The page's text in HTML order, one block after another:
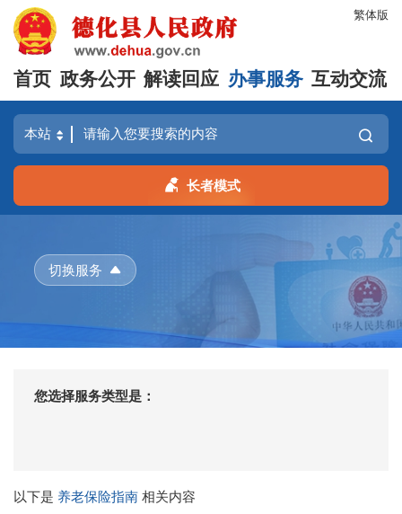
繁体版
首页 政务公开 解读回应 办事服务 互动交流
长者模式
切换服务
您选择服务类型是：
以下是 养老保险指南相关内容